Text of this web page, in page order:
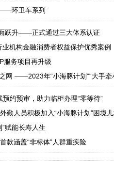
环卫车系列
跃升——正式通过三大体系认证
机构金融消费者权益保护优秀案例
服务项目再升级
网 ——2023年“小海豚计划”“大手牵
约预审，助力临柜办理“零等待”
勤人员积极加入“小海豚计划”困境
赋能长寿人生
款涵盖“非标体”人群重疾险